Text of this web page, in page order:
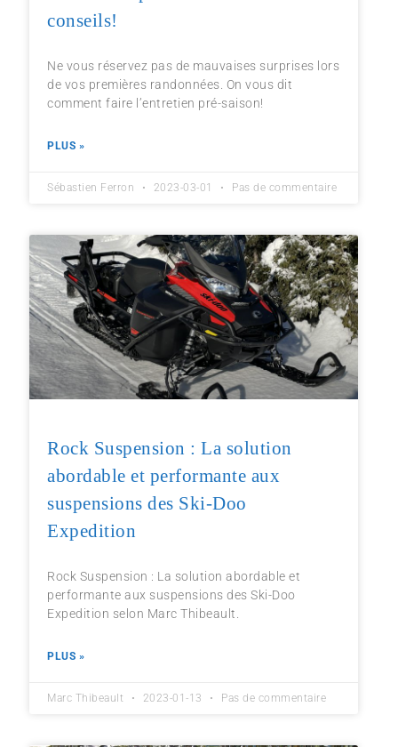
conseils!
Ne vous réservez pas de mauvaises surprises lors
de vos premières randonnées. On vous dit
comment faire l’entretien pré-saison!
PLUS »
Sébastien Ferron 2023-03-01 Pas de commentaire
Rock Suspension : La solution
abordable et performante aux
suspensions des Ski-Doo
Expedition
Rock Suspension : La solution abordable et
performante aux suspensions des Ski-Doo
Expedition selon Marc Thibeault.
PLUS »
Marc Thibeault 2023-01-13 Pas de commentaire